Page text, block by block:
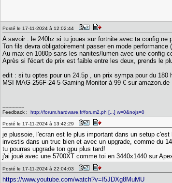
Posté le 17-11-2024 à 12:02:44
A savoir : le 240hz si tu joues sur fortnite avec ta config ne
Ton fils devra obligatoirement passer en mode
Au max en 1080p sans les nanites/lumen avec une config
Après si l'écart de prix est faible entre les deux, prends le
edit : si tu optes pour un 24.5p , un prix sympa pour du 180
MSI MAG-256F-24-5-Gaming-Monitor à 99 € sur amazon.de
---------------
Feedback :http://forum.hardware.fr/forum2.ph [...] w=0&nojs=0
Posté le 17-11-2024 à 13:42:29
je plussoie, l'ecran est le plus important dans un setup
investis dans un truc bien et avec un upgrade, comme du
tu pourras upgrade ton gpu plus tard!
j'ai joué avec une 5700XT comme toi en 3440x1440 sur
Posté le 17-11-2024 à 22:04:03
https://www.youtube.com/watch?v=I5JDXg8MuMU